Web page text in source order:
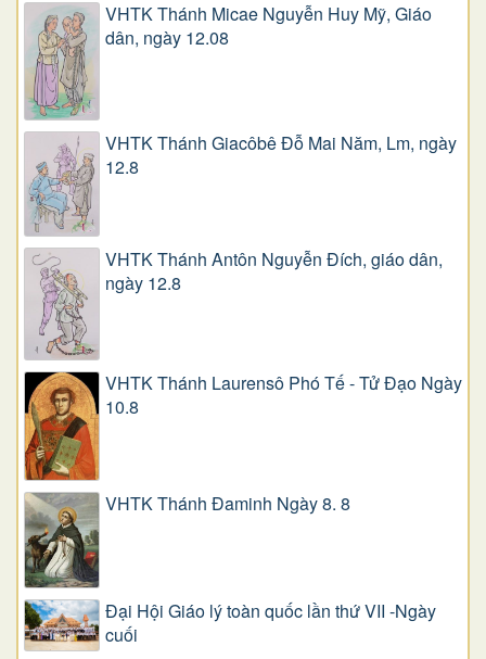
VHTK Thánh Micae Nguyễn Huy Mỹ, Giáo
dân, ngày 12.08
VHTK Thánh Giacôbê Ðỗ Mai Năm, Lm, ngày
12.8
VHTK Thánh Antôn Nguyễn Ðích, giáo dân,
ngày 12.8
VHTK Thánh Laurensô Phó Tế - Tử Đạo Ngày
10.8
VHTK Thánh Đaminh Ngày 8. 8
Đại Hội Giáo lý toàn quốc lần thứ VII -Ngày
cuối